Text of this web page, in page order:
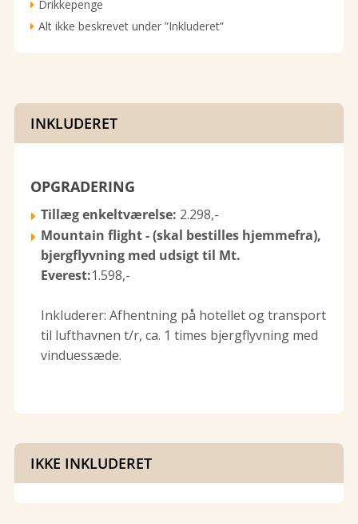
Drikkepenge
Alt ikke beskrevet under ”Inkluderet”
INKLUDERET
OPGRADERING
Tillæg enkeltværelse: 2.298,-
Mountain flight - (skal bestilles hjemmefra),
bjergflyvning med udsigt til Mt.
Everest:1.598,-
Inkluderer: Afhentning på hotellet og transport
til lufthavnen t/r, ca. 1 times bjergflyvning med
vinduessæde.
IKKE INKLUDERET